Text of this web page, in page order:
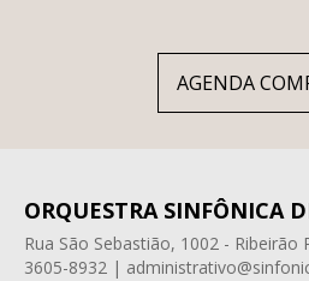
AGENDA
ORQUESTRA SINFÔNICA
Rua São Sebastião, 1002 -
3605-8932 |